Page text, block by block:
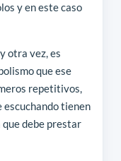
y en este caso
otra vez, es
que ese
repetitivos,
escuchando tienen
que debe prestar